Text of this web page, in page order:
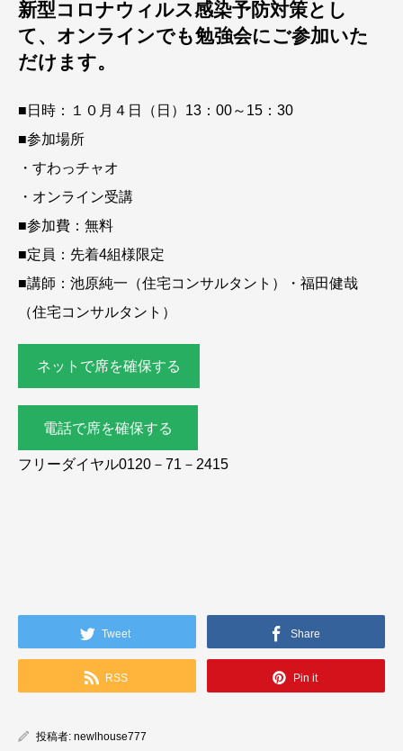
新型コロナウィルス感染予防対策とし
て、オンラインでも勉強会にご参加いた
だけます。
■日時：１０月４日（日）13：00～15：30
■参加場所
・すわっチャオ
・オンライン受講
■参加費：無料
■定員：先着4組様限定
■講師：池原純一（住宅コンサルタント）・福田健哉
（住宅コンサルタント）
ネットで席を確保する
電話で席を確保する
フリーダイヤル0120－71－2415
Tweet Share
RSS Pin it
投稿者: newlhouse777